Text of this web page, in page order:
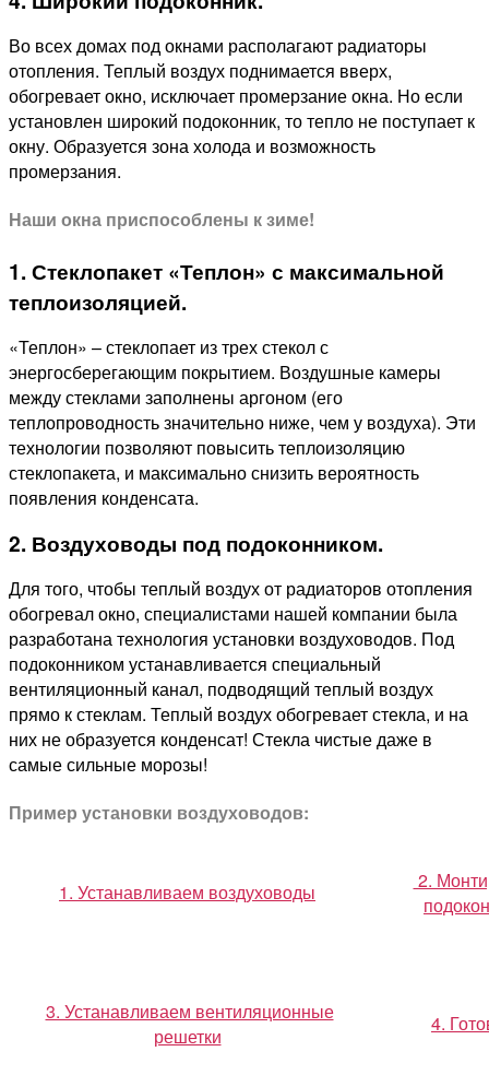
Во всех домах под окнами располагают радиаторы
отопления. Теплый воздух поднимается вверх,
обогревает окно, исключает промерзание окна. Но если
установлен широкий подоконник, то тепло не поступает к
окну. Образуется зона холода и возможность
промерзания.
Наши окна приспособлены к зиме!
1. Стеклопакет «Теплон» с максимальной
теплоизоляцией.
«Теплон» – стеклопает из трех стекол с
энергосберегающим покрытием. Воздушные камеры
между стеклами заполнены аргоном (его
теплопроводность значительно ниже, чем у воздуха). Эти
технологии позволяют повысить теплоизоляцию
стеклопакета, и максимально снизить вероятность
появления конденсата.
2. Воздуховоды под подоконником.
Для того, чтобы теплый воздух от радиаторов отопления
обогревал окно, специалистами нашей компании была
разработана технология установки воздуховодов. Под
подоконником устанавливается специальный
вентиляционный канал, подводящий теплый воздух
прямо к стеклам. Теплый воздух обогревает стекла, и на
них не образуется конденсат! Стекла чистые даже в
самые сильные морозы!
Пример установки воздуховодов:
1. Устанавливаем воздуховоды
2.
3. Устанавливаем вентиляционные
решетки
4.